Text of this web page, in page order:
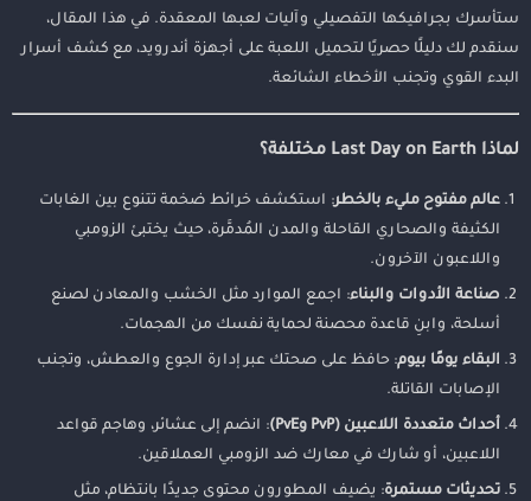
ستأسرك بجرافيكها التفصيلي وآليات لعبها المعقدة. في هذا المقال،
سنقدم لك دليلًا حصريًا لتحميل اللعبة على أجهزة أندرويد، مع كشف أسرار
البدء القوي وتجنب الأخطاء الشائعة.
لماذا Last Day on Earth مختلفة؟
عالم مفتوح مليء بالخطر: استكشف خرائط ضخمة تتنوع بين الغابات
الكثيفة والصحاري القاحلة والمدن المُدمَّرة، حيث يختبئ الزومبي
واللاعبون الآخرون.
صناعة الأدوات والبناء: اجمع الموارد مثل الخشب والمعادن لصنع
أسلحة، وابنِ قاعدة محصنة لحماية نفسك من الهجمات.
البقاء يومًا بيوم: حافظ على صحتك عبر إدارة الجوع والعطش، وتجنب
الإصابات القاتلة.
أحداث متعددة اللاعبين (PvP وPvE)
: انضم إلى عشائر، وهاجم قواعد
اللاعبين، أو شارك في معارك ضد الزومبي العملاقين.
تحديثات مستمرة: يضيف المطورون محتوى جديدًا بانتظام، مثل